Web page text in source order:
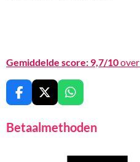
Gemiddelde score: 9,7/10over
F
a
c
e
X
W
h
t
A
Betaalmethoden